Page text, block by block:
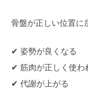
骨盤が正しい位置に
✔ 姿勢が良くなる
✔ 筋肉が正しく使わ
✔ 代謝が上がる